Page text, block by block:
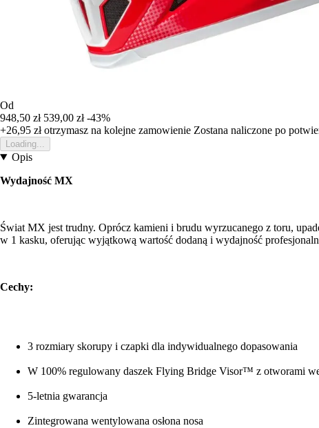
Od
948,50 zł 539,00 zł -43%
+26,95 złotrzymasz na kolejne zamowienie Zostana naliczone po
Loading...
Opis
Wydajność MX
Świat MX jest trudny. Oprócz kamieni i brudu wyrzucanego z toru,
w 1 kasku, oferując wyjątkową wartość dodaną i wydajność
Cechy:
3 rozmiary skorupy i czapki dla indywidualnego dopasowania
W 100% regulowany daszek Flying Bridge Visor™ z otworami
5-letnia gwarancja
Zintegrowana wentylowana osłona nosa